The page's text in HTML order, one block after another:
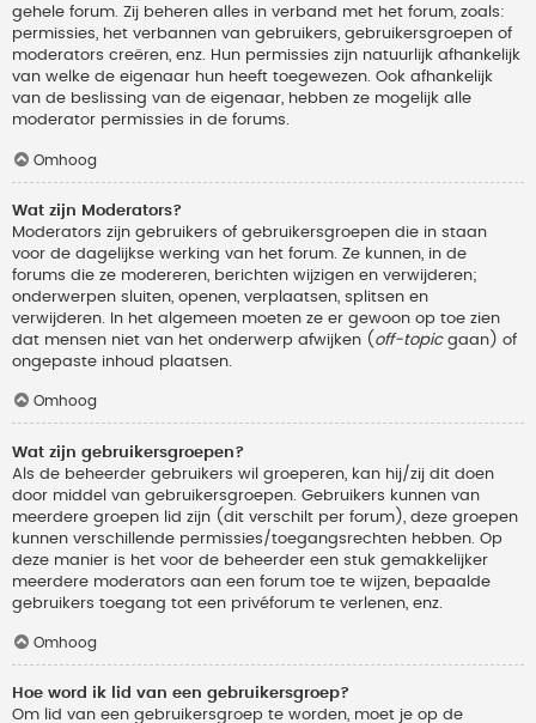
gehele forum. Zij beheren alles in verband met het forum, zoals:
permissies, het verbannen van gebruikers, gebruikersgroepen of
moderators creëren, enz. Hun permissies zijn natuurlijk afhankelijk
van welke de eigenaar hun heeft toegewezen. Ook afhankelijk
van de beslissing van de eigenaar, hebben ze mogelijk alle
moderator permissies in de forums.
Omhoog
Wat zijn Moderators?
Moderators zijn gebruikers of gebruikersgroepen die in staan
voor de dagelijkse werking van het forum. Ze kunnen, in de
forums die ze modereren, berichten wijzigen en verwijderen;
onderwerpen sluiten, openen, verplaatsen, splitsen en
verwijderen. In het algemeen moeten ze er gewoon op toe zien
dat mensen niet van het onderwerp afwijken ( off-topicgaan) of
ongepaste inhoud plaatsen.
Omhoog
Wat zijn gebruikersgroepen?
Als de beheerder gebruikers wil groeperen, kan hij/zij dit doen
door middel van gebruikersgroepen. Gebruikers kunnen van
meerdere groepen lid zijn (dit verschilt per forum), deze groepen
kunnen verschillende permissies/toegangsrechten hebben. Op
deze manier is het voor de beheerder een stuk gemakkelijker
meerdere moderators aan een forum toe te wijzen, bepaalde
gebruikers toegang tot een privéforum te verlenen, enz.
Omhoog
Hoe word ik lid van een gebruikersgroep?
Om lid van een gebruikersgroep te worden, moet je op de